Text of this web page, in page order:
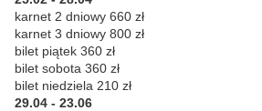
karnet 2 dniowy 660 zł
karnet 3 dniowy 800 zł
bilet piątek 360 zł
bilet sobota 360 zł
bilet niedziela 210 zł
29.04 - 23.06